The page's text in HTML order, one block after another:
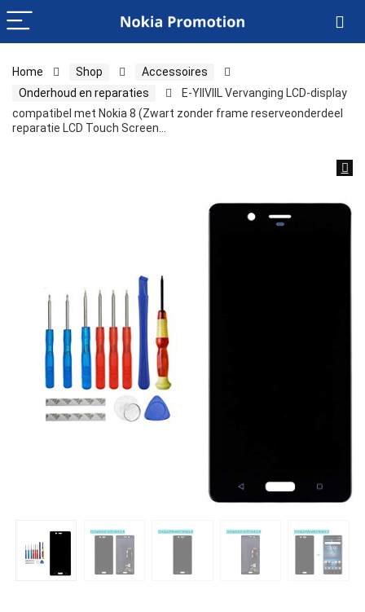
Home Shop
Accessoires
Onderhoud en reparaties
E-YIIVIIL Vervanging LCD-display
compatibel met Nokia 8 (Zwart zonder frame reserveonderdeel
reparatie LCD Touch Screen…